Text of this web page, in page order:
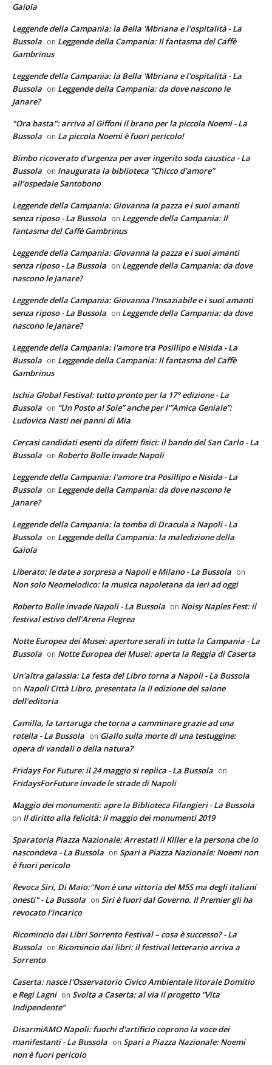
Gaiola
Leggende della Campania: la Bella 'Mbriana e l'ospitalità - La
Bussola on Leggende della Campania: Il fantasma del Caffè
Gambrinus
Leggende della Campania: la Bella 'Mbriana e l'ospitalità - La
Bussola on Leggende della Campania: da dove nascono le
Janare?
"Ora basta": arriva al Giffoni il brano per la piccola Noemi - La
Bussola on La piccola Noemi è fuori pericolo!
Bimbo ricoverato d'urgenza per aver ingerito soda caustica - La
Bussola on Inaugurata la biblioteca “Chicco d’amore”
all’ospedale Santobono
Leggende della Campania: Giovanna la pazza e i suoi amanti
senza riposo - La Bussola on Leggende della Campania: Il
fantasma del Caffè Gambrinus
Leggende della Campania: Giovanna la pazza e i suoi amanti
senza riposo - La Bussola on Leggende della Campania: da dove
nascono le Janare?
Leggende della Campania: Giovanna l'Insaziabile e i suoi amanti
senza riposo - La Bussola on Leggende della Campania: da dove
nascono le Janare?
Leggende della Campania: l'amore tra Posillipo e Nisida - La
Bussola on Leggende della Campania: Il fantasma del Caffè
Gambrinus
Ischia Global Festival: tutto pronto per la 17° edizione - La
Bussola on “Un Posto al Sole” anche per l’”Amica Geniale”:
Ludovica Nasti nei panni di Mia
Cercasi candidati esenti da difetti fisici: il bando del San Carlo - La
Bussola on Roberto Bolle invade Napoli
Leggende della Campania: l'amore tra Posillipo e Nisida - La
Bussola on Leggende della Campania: da dove nascono le
Janare?
Leggende della Campania: la tomba di Dracula a Napoli - La
Bussola on Leggende della Campania: la maledizione della
Gaiola
Liberato: le date a sorpresa a Napoli e Milano - La Bussola on
Non solo Neomelodico: la musica napoletana da ieri ad oggi
Roberto Bolle invade Napoli - La Bussola on Noisy Naples Fest: il
festival estivo dell’Arena Flegrea
Notte Europea dei Musei: aperture serali in tutta la Campania - La
Bussola on Notte Europea dei Musei: aperta la Reggia di Caserta
Un'altra galassia: La festa del Libro torna a Napoli - La Bussola
on Napoli Città Libro, presentata la II edizione del salone
dell’editoria
Camilla, la tartaruga che torna a camminare grazie ad una
rotella - La Bussola on Giallo sulla morte di una testuggine:
opera di vandali o della natura?
Fridays For Future: il 24 maggio si replica - La Bussola on
FridaysForFuture invade le strade di Napoli
Maggio dei monumenti: apre la Biblioteca Filangieri - La Bussola
on Il diritto alla felicità: il maggio dei monumenti 2019
Sparatoria Piazza Nazionale: Arrestati il Killer e la persona che lo
nascondeva - La Bussola on Spari a Piazza Nazionale: Noemi non
è fuori pericolo
Revoca Siri, Di Maio:"Non è una vittoria del M5S ma degli italiani
onesti" - La Bussola on Siri è fuori dal Governo. Il Premier gli ha
revocato l’incarico
Ricomincio dai Libri Sorrento Festival – cosa è successo? - La
Bussola on Ricomincio dai libri: il festival letterario arriva a
Sorrento
Caserta: nasce l'Osservatorio Civico Ambientale litorale Domitio
e Regi Lagni on Svolta a Caserta: al via il progetto “Vita
Indipendente”
DisarmiAMO Napoli: fuochi d'artificio coprono la voce dei
manifestanti - La Bussola on Spari a Piazza Nazionale: Noemi
non è fuori pericolo